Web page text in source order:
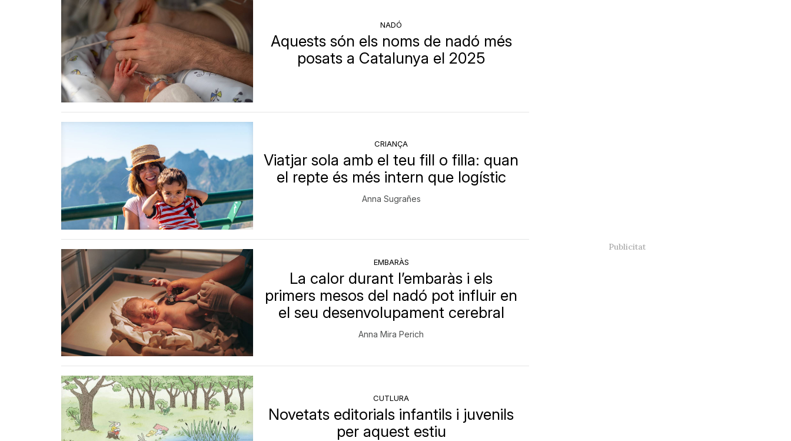
NADÓ
Aquests són els noms de nadó més
posats a Catalunya el 2025
CRIANÇA
Viatjar sola amb el teu fill o filla: quan
el repte és més intern que logístic
Anna Sugrañes
EMBARÀS
La calor durant l’embaràs i els
primers mesos del nadó pot influir en
el seu desenvolupament cerebral
Anna Mira Perich
CUTLURA
Novetats editorials infantils i juvenils
per aquest estiu